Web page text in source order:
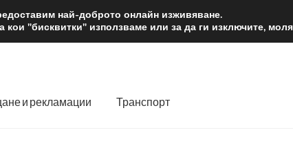
лв.
и рекламации Транспорт
най-доброто онлайн изживяване.
"бисквитки" използваме или за да ги изключите,